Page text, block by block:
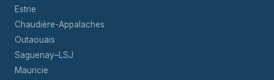
Estrie
Chaudière-Appalaches
Outaouais
Saguenay–LSJ
Mauricie